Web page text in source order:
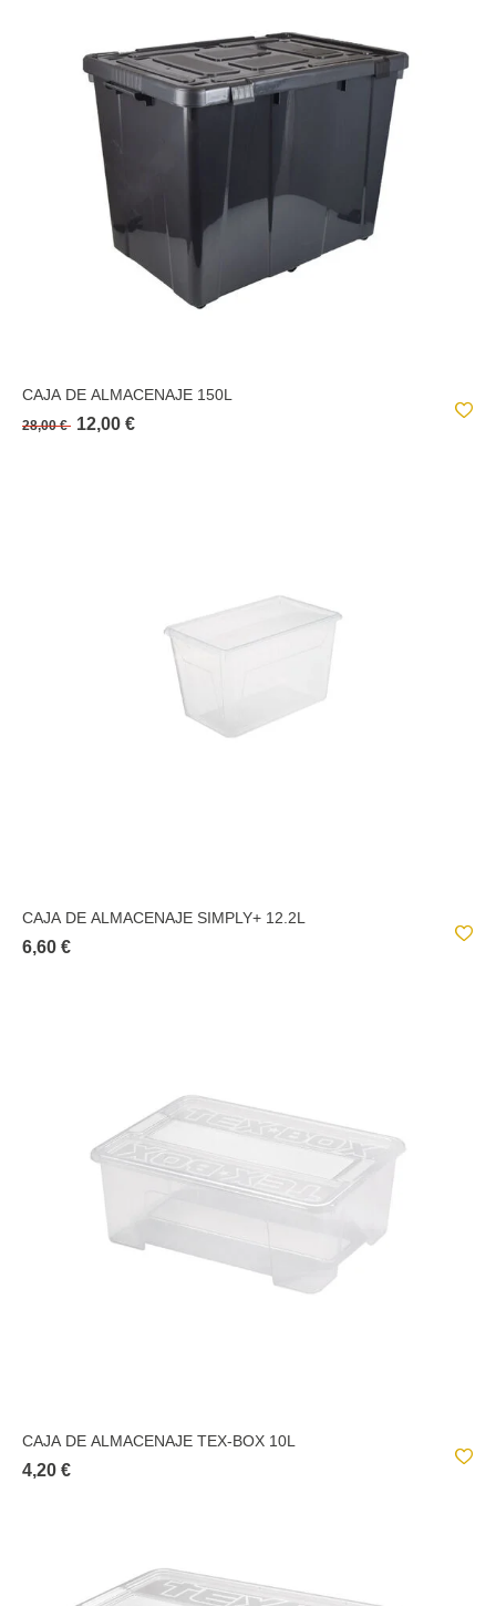
CAJA DE ALMACENAJE 150L
28,00 € 12,00 €
CAJA DE ALMACENAJE SIMPLY+ 12.2L
6,60 €
CAJA DE ALMACENAJE TEX-BOX 10L
4,20 €